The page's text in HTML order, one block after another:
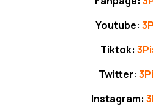
Youtube:
Tiktok:
Twitter:
Instagram: